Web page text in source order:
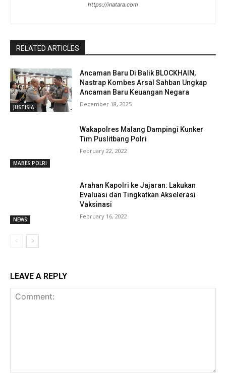
https://inatara.com
RELATED ARTICLES
JUSTISIA
Ancaman Baru Di Balik BLOCKHAIN,
Nastrap Kombes Arsal Sahban Ungkap
Ancaman Baru Keuangan Negara
December 18, 2025
MABES POLRI
Wakapolres Malang Dampingi Kunker
Tim Puslitbang Polri
February 22, 2022
NEWS
Arahan Kapolri ke Jajaran: Lakukan
Evaluasi dan Tingkatkan Akselerasi
Vaksinasi
February 16, 2022
LEAVE A REPLY